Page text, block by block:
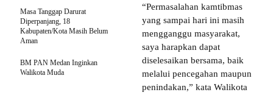
“Permasalahan kamtibmas
yang sampai hari ini masih
mengganggu masyarakat,
saya harapkan dapat
diselesaikan bersama, baik
melalui pencegahan maupun
penindakan,” kata Walikota
Masa Tanggap Darurat
Diperpanjang, 18
Kabupaten/Kota Masih Belum
Aman
BM PAN Medan Inginkan
Walikota Muda